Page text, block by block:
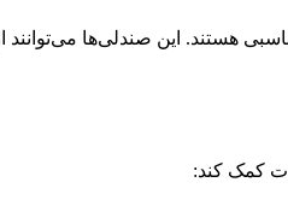
هستند. این صندلی‌ها
کمک کند: